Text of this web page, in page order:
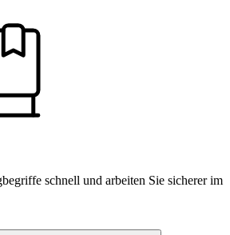
schnell und arbeiten Sie sicherer im